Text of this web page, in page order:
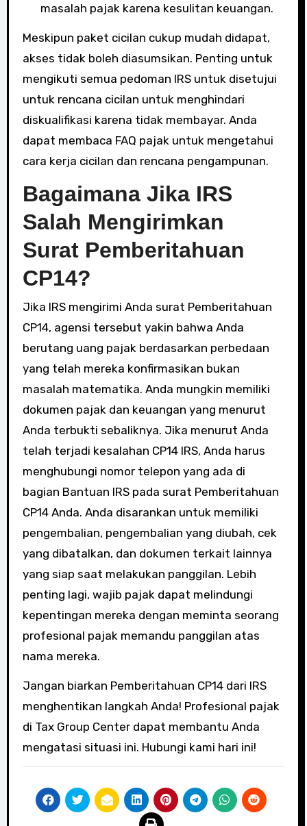
masalah pajak karena kesulitan keuangan.
Meskipun paket cicilan cukup mudah didapat,
akses tidak boleh diasumsikan. Penting untuk
mengikuti semua pedoman IRS untuk disetujui
untuk rencana cicilan untuk menghindari
diskualifikasi karena tidak membayar. Anda
dapat membaca FAQ pajak untuk mengetahui
cara kerja cicilan dan rencana pengampunan.
Bagaimana Jika IRS
Salah Mengirimkan
Surat Pemberitahuan
CP14?
Jika IRS mengirimi Anda surat Pemberitahuan
CP14, agensi tersebut yakin bahwa Anda
berutang uang pajak berdasarkan perbedaan
yang telah mereka konfirmasikan bukan
masalah matematika. Anda mungkin memiliki
dokumen pajak dan keuangan yang menurut
Anda terbukti sebaliknya. Jika menurut Anda
telah terjadi kesalahan CP14 IRS, Anda harus
menghubungi nomor telepon yang ada di
bagian Bantuan IRS pada surat Pemberitahuan
CP14 Anda. Anda disarankan untuk memiliki
pengembalian, pengembalian yang diubah, cek
yang dibatalkan, dan dokumen terkait lainnya
yang siap saat melakukan panggilan. Lebih
penting lagi, wajib pajak dapat melindungi
kepentingan mereka dengan meminta seorang
profesional pajak memandu panggilan atas
nama mereka.
Jangan biarkan Pemberitahuan CP14 dari IRS
menghentikan langkah Anda! Profesional pajak
di Tax Group Center dapat membantu Anda
mengatasi situasi ini. Hubungi kami hari ini!